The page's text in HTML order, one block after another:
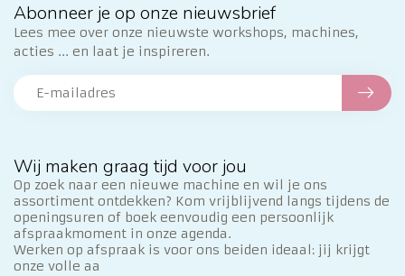
Wij maken graag tijd voor jou
Op zoek naar een nieuwe machine en wil je ons
assortiment ontdekken? Kom vrijblijvend langs tijdens de
openingsuren of boek eenvoudig een persoonlijk
afspraakmoment in onze agenda.
Werken op afspraak is voor ons beiden ideaal: jij krijgt
onze volle aa
Abonneer je op onze nieuwsbrief
Lees mee over onze nieuwste workshops, machines,
acties ... en laat je inspireren.